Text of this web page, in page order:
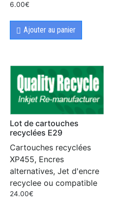
6.00€
Ajouter au panier
Lot de cartouches
recyclées E29
Cartouches recyclées
XP455, Encres
alternatives, Jet d'encre
recyclee ou compatible
24.00€